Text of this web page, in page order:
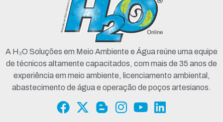
A H₂O Soluções em Meio Ambiente e Água reúne uma equipe
de técnicos altamente capacitados, com mais de 35 anos de
experiência em meio ambiente, licenciamento ambiental,
abastecimento de água e operação de poços artesianos.